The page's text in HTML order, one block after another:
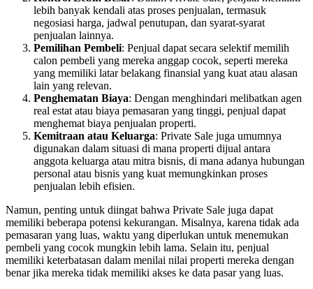
lebih banyak kendali atas proses penjualan, termasuk
negosiasi harga, jadwal penutupan, dan syarat-syarat
penjualan lainnya.
Pemilihan Pembeli: Penjual dapat secara selektif memilih
calon pembeli yang mereka anggap cocok, seperti mereka
yang memiliki latar belakang finansial yang kuat atau alasan
lain yang relevan.
Penghematan Biaya: Dengan menghindari melibatkan agen
real estat atau biaya pemasaran yang tinggi, penjual dapat
menghemat biaya penjualan properti.
Kemitraan atau Keluarga: Private Sale juga umumnya
digunakan dalam situasi di mana properti dijual antara
anggota keluarga atau mitra bisnis, di mana adanya hubungan
personal atau bisnis yang kuat memungkinkan proses
penjualan lebih efisien.
Namun, penting untuk diingat bahwa Private Sale juga dapat
memiliki beberapa potensi kekurangan. Misalnya, karena tidak ada
pemasaran yang luas, waktu yang diperlukan untuk menemukan
pembeli yang cocok mungkin lebih lama. Selain itu, penjual
memiliki keterbatasan dalam menilai nilai properti mereka dengan
benar jika mereka tidak memiliki akses ke data pasar yang luas.